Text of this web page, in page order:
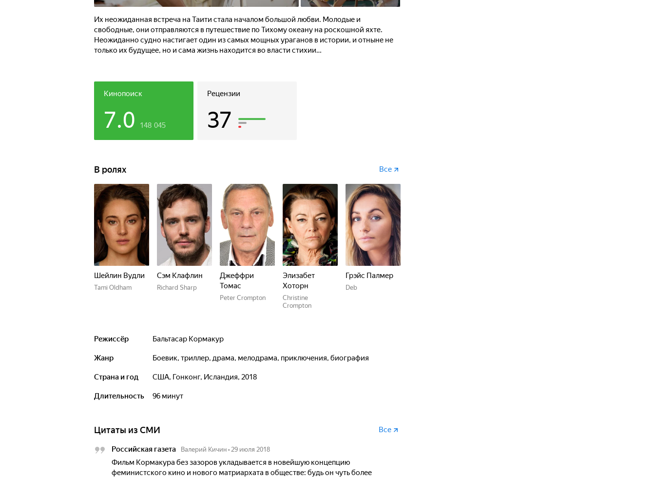
Их неожиданная встреча на Таити стала началом большой любви. Молодые и
свободные, они отправляются в путешествие по Тихому океану на роскошной яхте.
Неожиданно судно настигает один из самых мощных ураганов в истории, и отныне не
только их будущее, но и сама жизнь находится во власти стихии…
Кинопоиск
7.0 148 045
Рецензии
37
В ролях Все
Шейлин Вудли
Tami Oldham
Сэм Клафлин
Richard Sharp
Джеффри
Томас
Peter Crompton
Элизабет
Хоторн
Christine
Crompton
Грэйс Палмер
Deb
Режиссёр Бальтасар Кормакур
Жанр боевик, триллер, драма, мелодрама, приключения, биография
Страна и год США, Гонконг, Исландия, 2018
Длительность 96 минут
Цитаты из СМИ Все
Российская газета Валерий Кичин • 29 июля 2018
Фильм Кормакура без зазоров укладывается в новейшую концепцию
феминистского кино и нового матриархата в обществе: будь он чуть более